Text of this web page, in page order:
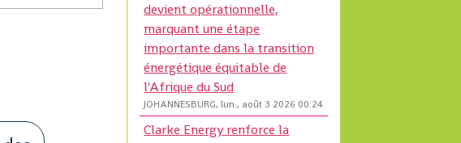
devient opérationnelle,
marquant une étape
importante dans la transition
énergétique équitable de
l'Afrique du Sud
JOHANNESBURG, lun., août 3 2026 00:24
Clarke Energy renforce la